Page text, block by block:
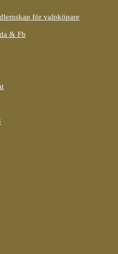
för valpköpare
& Fb